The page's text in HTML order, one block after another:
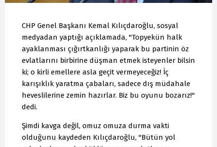
CHP Genel Başkanı Kemal Kılıçdaroğlu, sosyal
medyadan yaptığı açıklamada, "Topyekün halk
ayaklanması çığırtkanlığı yaparak bu partinin öz
evlatlarını birbirine düşman etmek isteyenler bilsin
ki; o kirli emellere asla geçit vermeyeceğiz! İç
karışıklık yaratma çabaları, sadece dış müdahale
heveslilerine zemin hazırlar. Biz bu oyunu bozarız!"
dedi.
Şimdi kavga değil, omuz omuza durma vakti
olduğunu kaydeden Kılıçdaroğlu, "Bütün yol